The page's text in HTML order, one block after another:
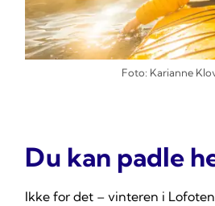
Foto: Karianne
Du kan padle
Ikke for det – vinteren i